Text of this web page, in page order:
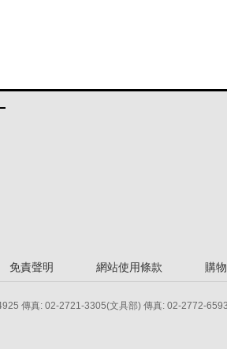
免責聲明 網站使用條款 購
傳真: 02-2721-3305(文具部) 傳真: 02-2772-